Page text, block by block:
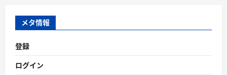
ブ
メタ情報
登録
ログイン